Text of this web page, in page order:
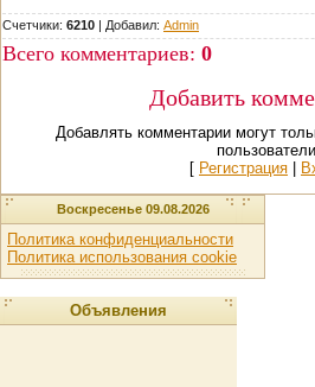
Счетчики: 6210 | Добавил: Admin
Всего комментариев: 0
Добавить
Добавлять комментарии могут
[ Регистрация
Воскресенье 09.08.2026
Политика конфиденциальности
Политика использования cookie
Объявления